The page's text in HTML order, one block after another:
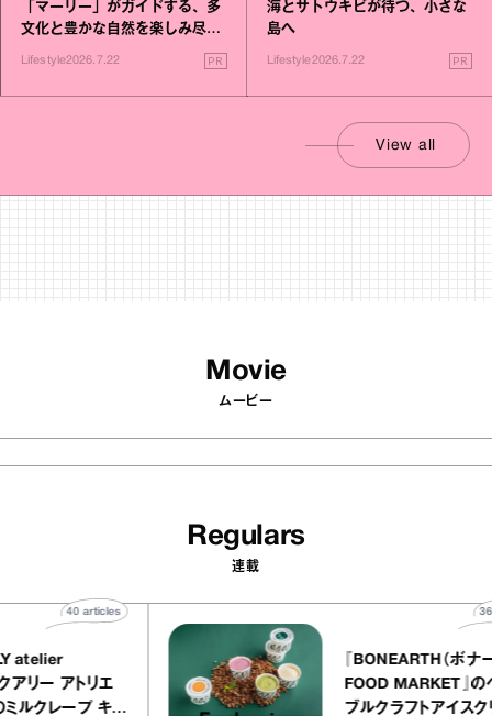
「マーリー」がガイドする、多
文化と豊かな自然を楽しみ尽く
Lifestyle2026.7.22 PR
海とサトウキビが待つ、小さな
島へ
Lifestyle2026.7.22 PR
View all
Movie
ムービー
Regulars
連載
atelier
（イクアリー アトリエ
）』のミルクレープ キャ
40articles
『BONEARTH
FOOD
ブルクラフトア